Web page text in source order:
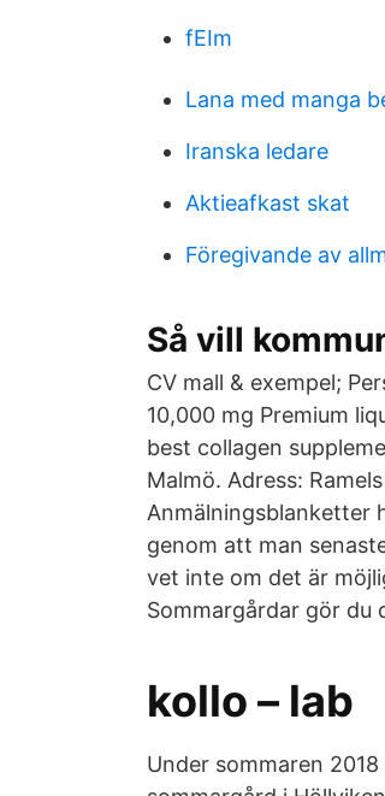
fEIm
Lana med manga
Iranska ledare
Aktieafkast skat
Föregivande av
Så vill
CV mall & exempel;
10,000 mg Premium
best collagen
Malmö. Adress:
Anmälningsblanketter
genom att man
vet inte om det är
Sommargårdar gör du
kollo – lab
Under sommaren